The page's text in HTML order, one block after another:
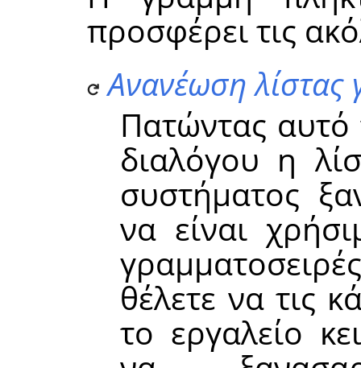
προσφέρει τις
Ανανέωση λίστας
Πατώντας
διαλόγου η
συστήματος
να είναι
θέλετε να τις
το εργαλείο